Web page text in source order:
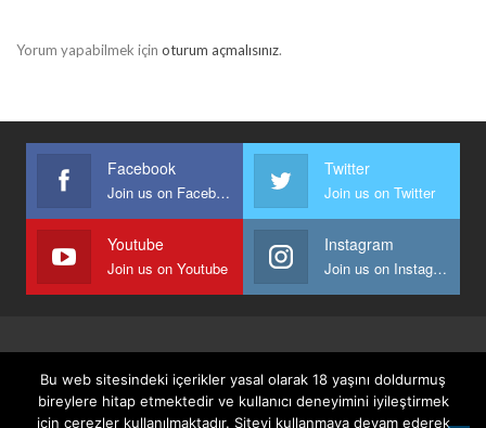
Yorum yapabilmek için oturum açmalısınız.
Facebook
Join us on Facebook
Twitter
Join us on Twitter
Youtube
Join us on Youtube
Instagram
Join us on Instagram
Gizlilik, Güvenlik Ve Üyelik Politikası
Bu web sitesindeki içerikler yasal olarak 18 yaşını doldurmuş
bireylere hitap etmektedir ve kullanıcı deneyimini iyileştirmek
için çerezler kullanılmaktadır. Siteyi kullanmaya devam ederek